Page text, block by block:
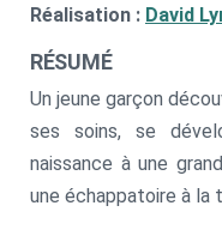
Réalisation : David
RÉSUMÉ
Un jeune garçon
ses soins, se
naissance à une
une échappatoire à la